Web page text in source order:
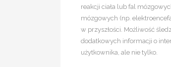
reakcji ciała lub fal
mózgowych (np.
w przyszłości. Możliwość
dodatkowych informacji o
użytkownika, ale nie tylko.